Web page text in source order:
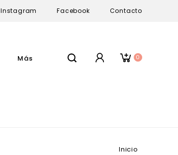
Instagram Facebook Contacto
0
Más
Inicio